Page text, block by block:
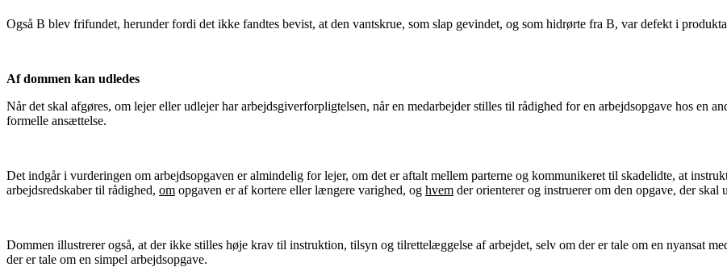
Også B blev frifundet, herunder fordi det ikke fandtes bevist, at den vantskrue, som slap gevindet, og som hidrørte fra B, var defekt i
Af dommen kan udledes
Når det skal afgøres, om lejer eller udlejer har arbejdsgiverforpligtelsen, når en medarbejder stilles til rådighed for en arbejdsopgave hos en
formelle ansættelse.
Det indgår i vurderingen om arbejdsopgaven er almindelig for lejer, om det er aftalt mellem parterne og kommunikeret til skadelidte, at
arbejdsredskaber til rådighed, om opgaven er af kortere eller længere varighed, og hvem der orienterer og instruerer om den opgave, der skal
Dommen illustrerer også, at der ikke stilles høje krav til instruktion, tilsyn og tilrettelæggelse af arbejdet, selv om der er tale om en nyansat
der er tale om en simpel arbejdsopgave.